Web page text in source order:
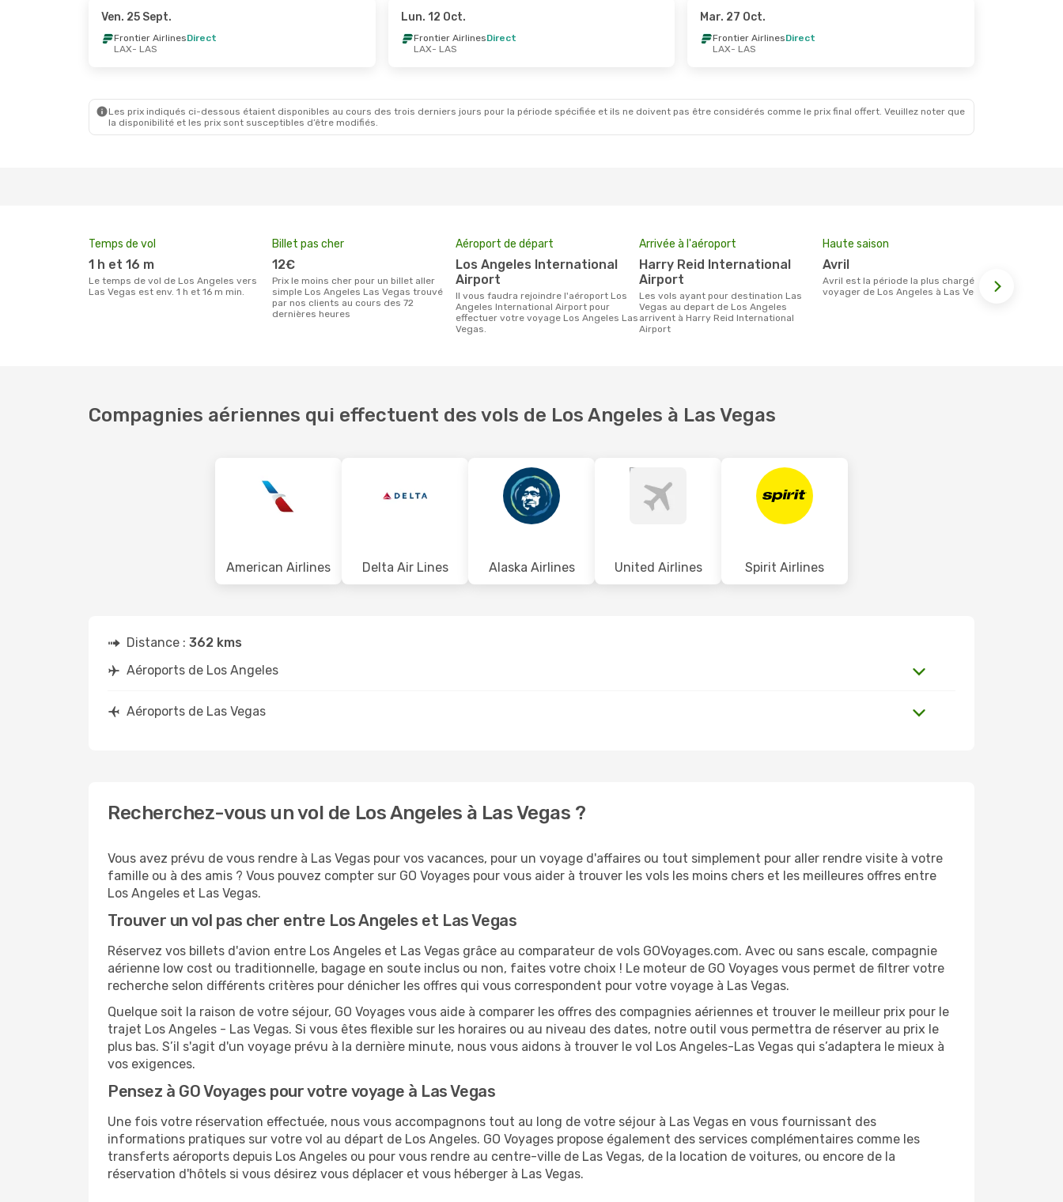
- Mar. 6 Oct. - Ven. 30 Oct.
LAS
- Jeu. 15 Oct.
LAS
- LAX
Ven. 25 Sept.
Frontier AirlinesDirect
LAX- LAS
Lun. 12 Oct.
Frontier AirlinesDirect
LAX- LAS
Mar. 27 Oct.
Frontier AirlinesDirect
LAX- LAS
Les prix indiqués ci-dessous étaient disponibles au cours des trois derniers jours pour la période spécifiée et ils ne doivent pas être considérés comme le prix final offert. Veuillez noter que
la disponibilité et les prix sont susceptibles d’être modifiés.
Temps de vol
1 h et 16 m
Le temps de vol de Los Angeles vers
Las Vegas est env. 1 h et 16 m min.
Billet pas cher
12€
Prix le moins cher pour un billet aller
simple Los Angeles Las Vegas trouvé
par nos clients au cours des 72
dernières heures
Aéroport de départ
Los Angeles International
Airport
Il vous faudra rejoindre l'aéroport Los
Angeles International Airport pour
effectuer votre voyage Los Angeles Las
Vegas.
Arrivée à l'aéroport
Harry Reid International
Airport
Les vols ayant pour destination Las
Vegas au depart de Los Angeles
arrivent à Harry Reid International
Airport
Haute saison
avril
avril est la période la plus chargée pour
voyager de Los Angeles à Las Vegas.
Compagnies aériennes qui effectuent des vols de Los Angeles à Las Vegas
American Airlines Delta Air Lines Alaska Airlines United Airlines Spirit Airlines
Distance : 362 kms
Aéroports de Los Angeles
Aéroports de Las Vegas
Recherchez-vous un vol de Los Angeles à Las Vegas ?
Vous avez prévu de vous rendre à Las Vegas pour vos vacances, pour un voyage d'affaires ou tout simplement pour aller rendre visite à votre
famille ou à des amis ? Vous pouvez compter sur GO Voyages pour vous aider à trouver les vols les moins chers et les meilleures offres entre
Los Angeles et Las Vegas.
Trouver un vol pas cher entre Los Angeles et Las Vegas
Réservez vos billets d'avion entre Los Angeles et Las Vegas grâce au comparateur de vols GOVoyages.com. Avec ou sans escale, compagnie
aérienne low cost ou traditionnelle, bagage en soute inclus ou non, faites votre choix ! Le moteur de GO Voyages vous permet de filtrer votre
recherche selon différents critères pour dénicher les offres qui vous correspondent pour votre voyage à Las Vegas.
Quelque soit la raison de votre séjour, GO Voyages vous aide à comparer les offres des compagnies aériennes et trouver le meilleur prix pour le
trajet Los Angeles - Las Vegas. Si vous êtes flexible sur les horaires ou au niveau des dates, notre outil vous permettra de réserver au prix le
plus bas. S’il s'agit d'un voyage prévu à la dernière minute, nous vous aidons à trouver le vol Los Angeles-Las Vegas qui s’adaptera le mieux à
vos exigences.
Pensez à GO Voyages pour votre voyage à Las Vegas
Une fois votre réservation effectuée, nous vous accompagnons tout au long de votre séjour à Las Vegas en vous fournissant des
informations pratiques sur votre vol au départ de Los Angeles. GO Voyages propose également des services complémentaires comme les
transferts aéroports depuis Los Angeles ou pour vous rendre au centre-ville de Las Vegas, de la location de voitures, ou encore de la
réservation d'hôtels si vous désirez vous déplacer et vous héberger à Las Vegas.